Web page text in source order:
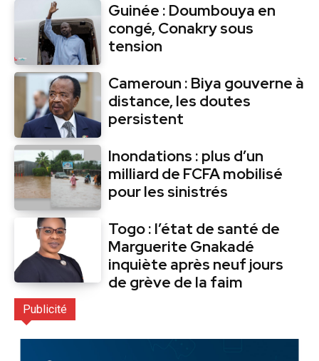
Guinée : Doumbouya en
congé, Conakry sous
tension
Cameroun : Biya gouverne à
distance, les doutes
persistent
Inondations : plus d’un
milliard de FCFA mobilisé
pour les sinistrés
Togo : l’état de santé de
Marguerite Gnakadé
inquiète après neuf jours
de grève de la faim
Publicité